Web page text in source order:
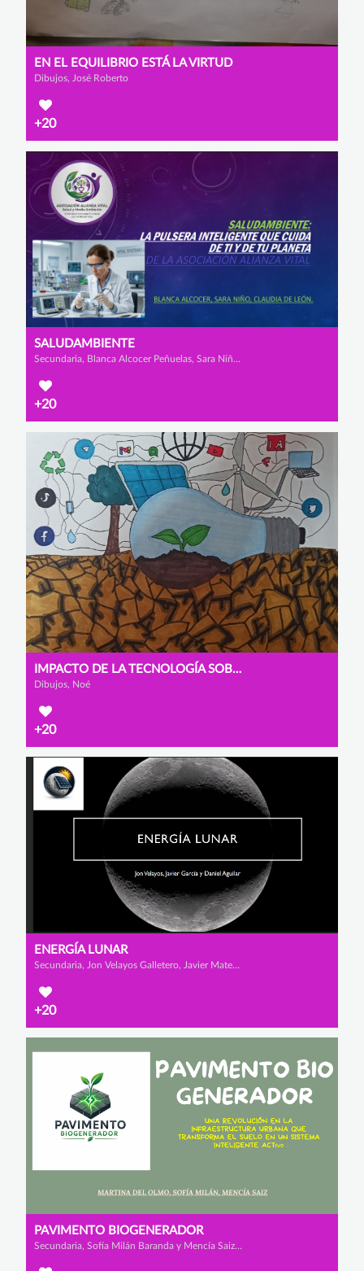
EN EL EQUILIBRIO ESTÁ LA VIRTUD
Dibujos, José Roberto
+20
SALUDAMBIENTE
Secundaria, Blanca Alcocer Peñuelas, Sara Niño Sepúlveda y Claudia de León Delgado
+20
IMPACTO DE LA TECNOLOGÍA SOBRE EL MEDIO AMBIENTE
Dibujos, Noé
+20
ENERGÍA LUNAR
Secundaria, Jon Velayos Galletero, Javier Mateo García Díaz y Daniel Aguilar Redondo
+20
PAVIMENTO BIOGENERADOR
Secundaria, Sofía Milán Baranda y Mencía Saiz García